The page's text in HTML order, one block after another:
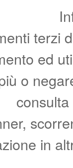
terzi
ed
o
in